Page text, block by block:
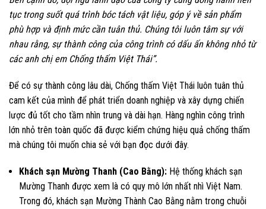
tục trong suốt quá trình bóc tách vật liệu, góp ý về sản phẩm
phù hợp và định mức cần tuân thủ. Chúng tôi luôn tâm sự với
nhau rằng, sự thành công của công trình có dấu ấn không nhỏ từ
các anh chị em Chống thấm Việt Thái”.
Để có sự thành công lâu dài, Chống thấm Việt Thái luôn tuân thủ
cam kết của mình để phát triển doanh nghiệp và xây dựng chiến
lược đủ tốt cho tầm nhìn trung và dài hạn. Hàng nghìn công trình
lớn nhỏ trên toàn quốc đã được kiểm chứng hiệu quả chống thấm
mà chúng tôi muốn chia sẻ với bạn đọc dưới đây.
Khách sạn Mường Thanh (Cao Bằng): Hệ thống khách sạn
Mường Thanh được xem là có quy mô lớn nhất nhì Việt Nam.
Trong đó, khách sạn Mường Thành Cao Bằng nằm trong chuỗi